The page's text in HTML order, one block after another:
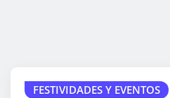
FESTIVIDADES Y EVENTOS